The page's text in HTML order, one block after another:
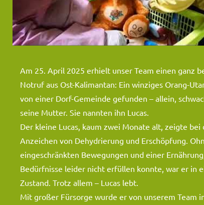
Am 25. April 2025 erhielt unser Team einen ganz
Notruf aus Ost-Kalimantan: Ein winziges Orang-
von einer Dorf-Gemeinde gefunden – allein,
seine Mutter. Sie nannten ihn Lucas.
Der kleine Lucas, kaum zwei Monate alt, zeigte bei
Anzeichen von Dehydrierung und Erschöpfung.
eingeschränkten Bewegungen und einer
Bedürfnisse leider nicht erfüllen konnte, war er in
Zustand. Trotz allem – Lucas lebt.
Mit großer Fürsorge wurde er von unserem Team